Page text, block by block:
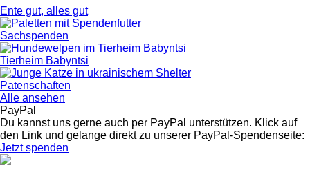
Ente gut, alles gut
Sach­spenden
Tierheim Babyntsi
Paten­schaften
Alle ansehen
PayPal
Du kannst uns gerne auch per PayPal unterstützen. Klick auf
den Link und gelange direkt zu unserer PayPal-Spendenseite:
Jetzt spenden